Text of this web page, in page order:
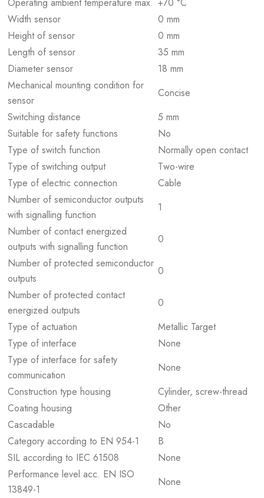
Width sensor
0 mm
Height of sensor
0 mm
Length of sensor
35 mm
Diameter sensor
18 mm
Mechanical mounting condition for
sensor
Concise
Switching distance
5 mm
Suitable for safety functions
No
Type of switch function
Normally open contact
Type of switching output
Two-wire
Type of electric connection
Cable
Number of semiconductor outputs
with signalling function
1
Number of contact energized
outputs with signalling function
0
Number of protected semiconductor
outputs
0
Number of protected contact
energized outputs
0
Type of actuation
Metallic Target
Type of interface
None
Type of interface for safety
communication
None
Construction type housing
Cylinder, screw-thread
Coating housing
Other
Cascadable
No
Category according to EN 954-1
B
SIL according to IEC 61508
None
Performance level acc. EN ISO
13849-1
None